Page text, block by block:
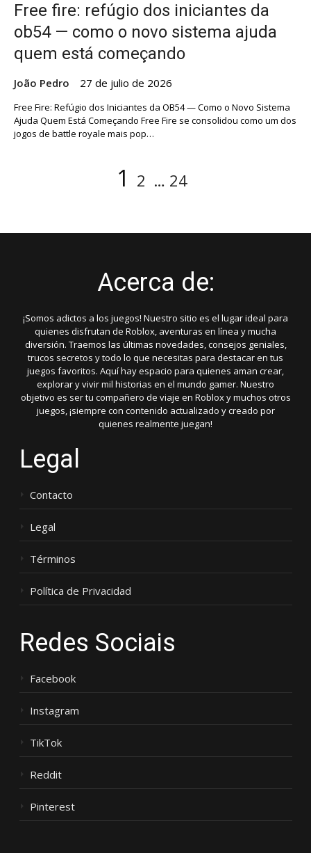
Free fire: refúgio dos iniciantes da
ob54 — como o novo sistema ajuda
quem está começando
João Pedro 27 de julio de 2026
Free Fire: Refúgio dos Iniciantes da OB54 — Como o Novo Sistema
Ajuda Quem Está Começando Free Fire se consolidou como um dos
jogos de battle royale mais pop…
Página
1 Página
2 … Página
24
Acerca de:
¡Somos adictos a los juegos! Nuestro sitio es el lugar ideal para
quienes disfrutan de Roblox, aventuras en línea y mucha
diversión. Traemos las últimas novedades, consejos geniales,
trucos secretos y todo lo que necesitas para destacar en tus
juegos favoritos. Aquí hay espacio para quienes aman crear,
explorar y vivir mil historias en el mundo gamer. Nuestro
objetivo es ser tu compañero de viaje en Roblox y muchos otros
juegos, ¡siempre con contenido actualizado y creado por
quienes realmente juegan!
Legal
Contacto
Legal
Términos
Política de Privacidad
Redes Sociais
Facebook
Instagram
TikTok
Reddit
Pinterest